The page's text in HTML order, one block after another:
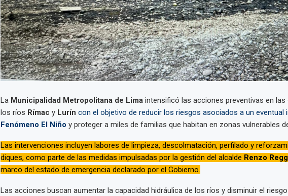
La Municipalidad Metropolitana de Limaintensificó las acciones preventivas en las
los ríos Rímac y Lurín con el objetivo de reducir los riesgos asociados a un eventual
Fenómeno El Niño y proteger a miles de familias que habitan en zonas vulnerables
Las intervenciones incluyen labores de limpieza, descolmatación, perfilado y
diques, como parte de las medidas impulsadas por la gestión del alcalde Renzo
marco del estado de emergencia declarado por el Gobierno.
Las acciones buscan aumentar la capacidad hidráulica de los ríos y disminuir el